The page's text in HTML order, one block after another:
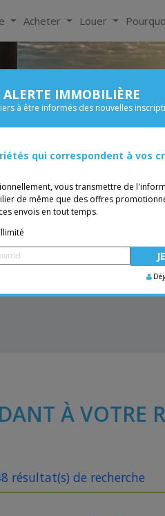
Acheter Louer
Chambre
Vous êtes
À VOTRE
résultat(s) de recherche
ALERTE IMMOBILIÈRE
à être informés des nouvelles
qui correspondent à vos
vous transmettre de
de même que des offres
envois en tout temps.